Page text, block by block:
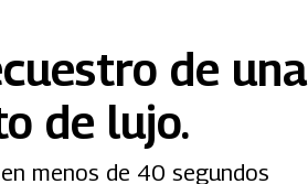
de una
de lujo.
menos de 40 segundos